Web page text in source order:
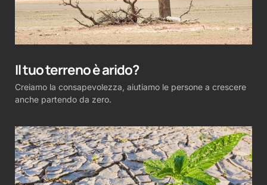
Il tuo terreno è arido?
Creiamo la consapevolezza, aiutiamo le persone a crescere
anche partendo da zero.